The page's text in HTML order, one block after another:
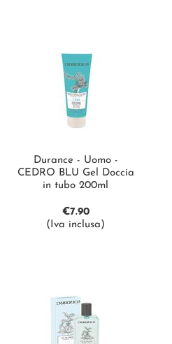
Durance - Uomo -
CEDRO BLU Gel Doccia
in tubo 200ml
€7.90
(Iva inclusa)